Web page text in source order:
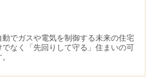
でガスや電気を制御する未来の住宅
なく「先回りして守る」住まいの可